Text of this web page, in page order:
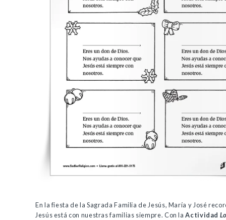
En la fiesta de la Sagrada Familia de Jesús, María y José
Jesús está con nuestras familias siempre. Con laActividad